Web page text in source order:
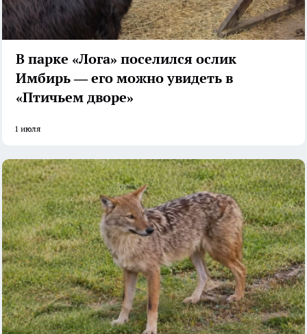
В парке «Лога» поселился ослик
Имбирь — его можно увидеть в
«Птичьем дворе»
1 июля